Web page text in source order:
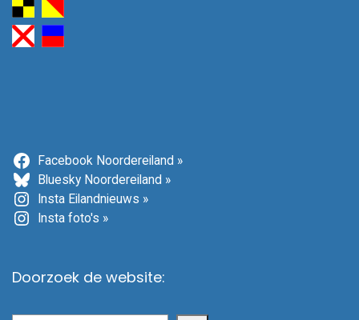
Facebook Noordereiland »
Bluesky Noordereiland »
Insta Eilandnieuws »
Insta foto's »
Doorzoek de website: